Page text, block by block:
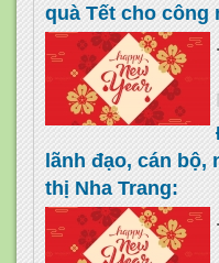
quà Tết cho
lãnh đạo, cán
thị Nha Trang: